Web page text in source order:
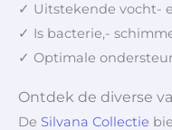
✓ Uitstekende vocht-
✓ Is bacterie,-
✓ Optimale
Ontdek de diverse
De Silvana Collectie